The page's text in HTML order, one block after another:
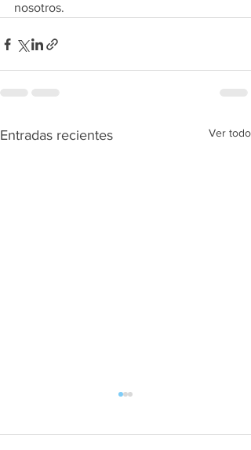
nosotros.
Entradas recientes Ver todo